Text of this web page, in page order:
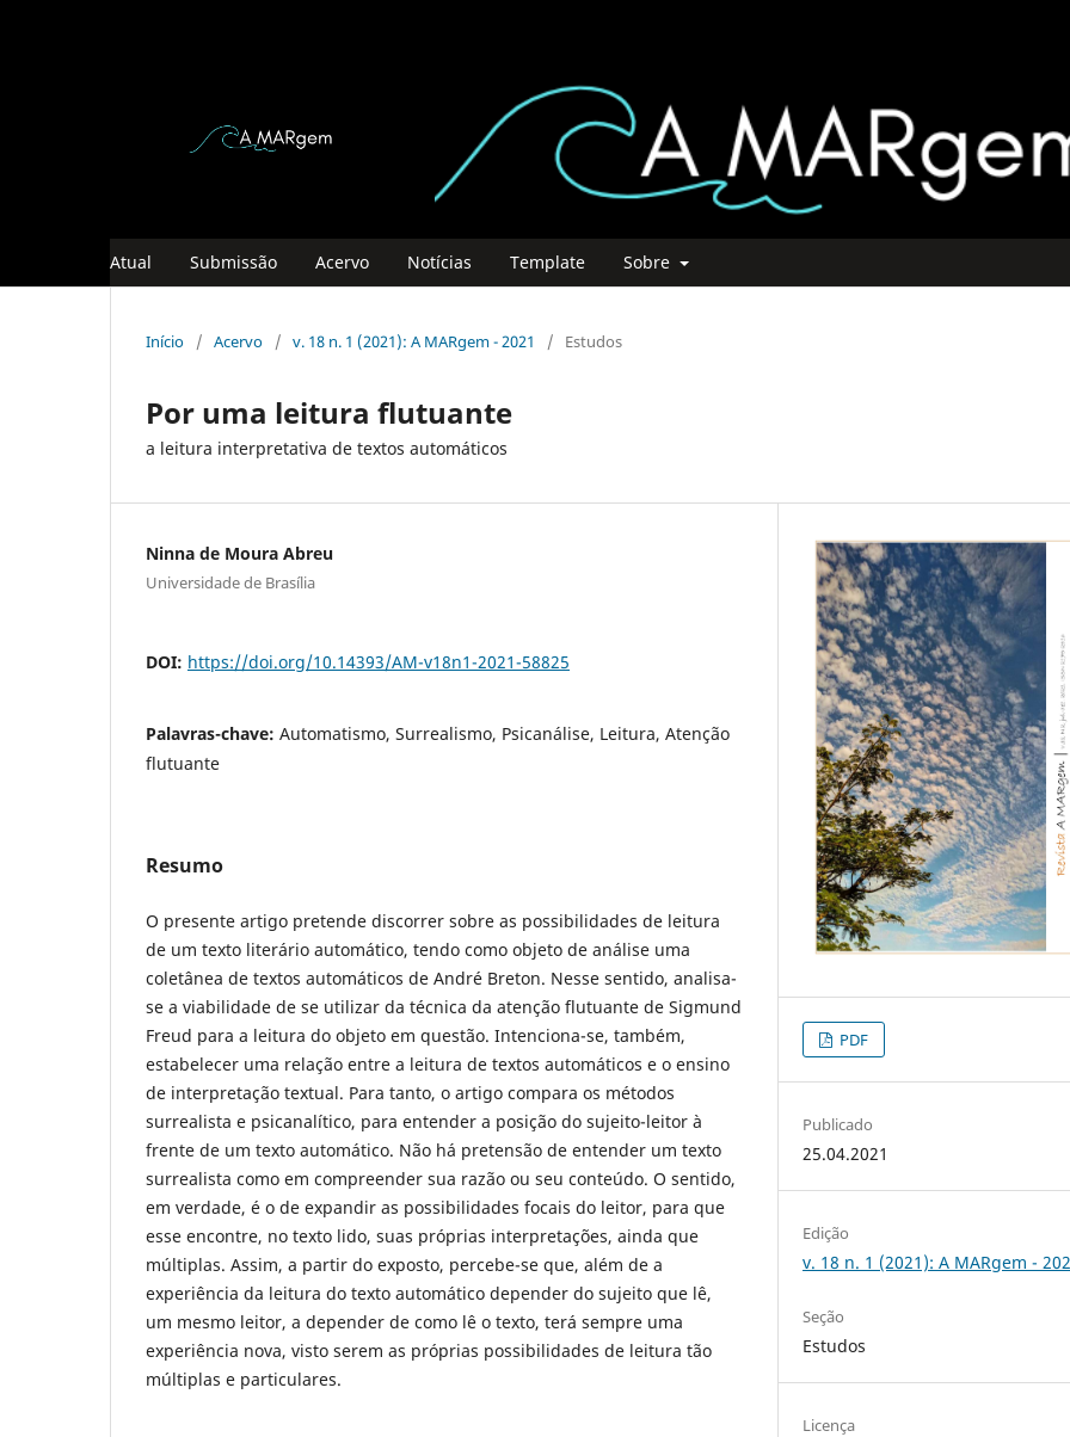
Atual Submissão Acervo Notícias Template Sobre
Início / Acervo / v. 18 n. 1 (2021): A MARgem - 2021 / Estudos
Por uma leitura flutuante
a leitura interpretativa de textos automáticos
Ninna de Moura Abreu
Universidade de Brasília
DOI: https://doi.org/10.14393/AM-v18n1-2021-58825
Palavras-chave: Automatismo, Surrealismo, Psicanálise, Leitura, Atenção
flutuante
Resumo
O presente artigo pretende discorrer sobre as possibilidades de leitura
de um texto literário automático, tendo como objeto de análise uma
coletânea de textos automáticos de André Breton. Nesse sentido, analisa-
se a viabilidade de se utilizar da técnica da atenção flutuante de Sigmund
Freud para a leitura do objeto em questão. Intenciona-se, também,
estabelecer uma relação entre a leitura de textos automáticos e o ensino
de interpretação textual. Para tanto, o artigo compara os métodos
surrealista e psicanalítico, para entender a posição do sujeito-leitor à
frente de um texto automático. Não há pretensão de entender um texto
surrealista como em compreender sua razão ou seu conteúdo. O sentido,
em verdade, é o de expandir as possibilidades focais do leitor, para que
esse encontre, no texto lido, suas próprias interpretações, ainda que
múltiplas. Assim, a partir do exposto, percebe-se que, além de a
experiência da leitura do texto automático depender do sujeito que lê,
um mesmo leitor, a depender de como lê o texto, terá sempre uma
experiência nova, visto serem as próprias possibilidades de leitura tão
múltiplas e particulares.
PDF
Publicado
25.04.2021
Edição
v. 18 n. 1 (2021): A MARgem -
Seção
Estudos
Licença